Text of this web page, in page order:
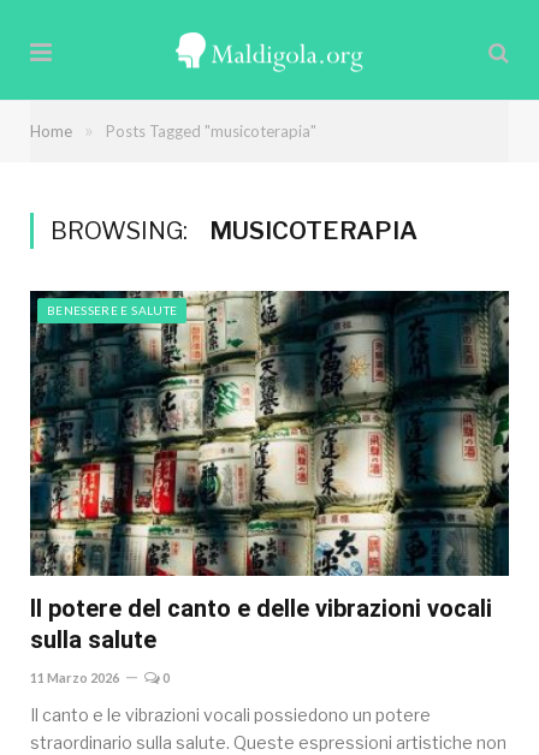
Home » Posts Tagged "musicoterapia"
BROWSING: MUSICOTERAPIA
BENESSERE E SALUTE
Il potere del canto e delle vibrazioni vocali
sulla salute
11 Marzo 2026 0
Il canto e le vibrazioni vocali possiedono un potere
straordinario sulla salute. Queste espressioni artistiche non